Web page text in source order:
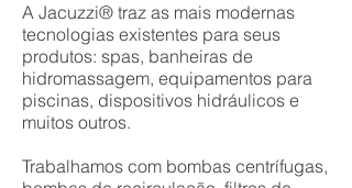
A Jacuzzi® traz as mais modernas
tecnologias existentes para seus
produtos: spas, banheiras de
hidromassagem, equipamentos para
piscinas, dispositivos hidráulicos e
muitos outros.
Trabalhamos com bombas centrífugas,